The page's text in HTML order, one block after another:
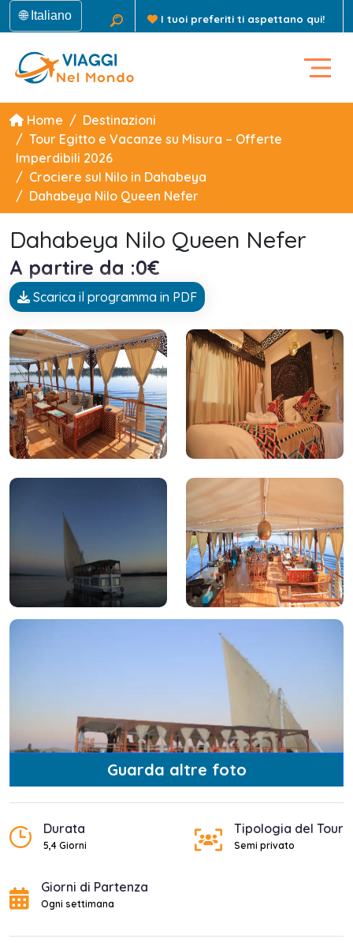
🌐 Italiano I tuoi preferiti ti aspettano qui!
Home
Destinazioni
Tour Egitto e Vacanze su Misura – Offerte
Imperdibili 2026
Crociere sul Nilo in Dahabeya
Dahabeya Nilo Queen Nefer
Dahabeya Nilo Queen Nefer
A partire da :0€
Scarica il programma in PDF
Guarda altre foto
Durata
5,4 Giorni
Tipologia del Tour
Semi privato
Giorni di Partenza
Ogni settimana